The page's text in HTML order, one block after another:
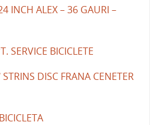
INCH ALEX – 36 GAURI –
SERVICE BICICLETE
DISC FRANA CENETER